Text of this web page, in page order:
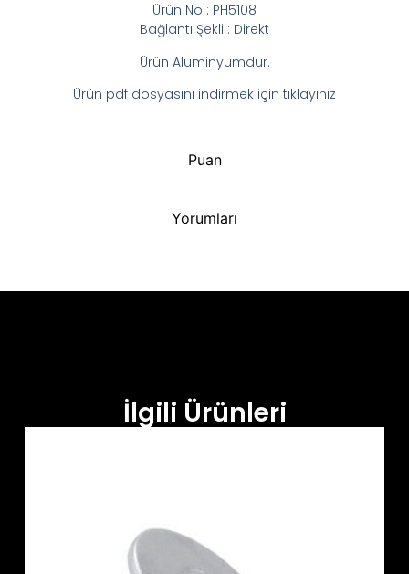
Puan
Yorumları
Ürün No : PH5108
Bağlantı Şekli : Direkt
Ürün Aluminyumdur.
Ürün pdf dosyasını indirmek için tıklayınız
İlgili Ürünleri